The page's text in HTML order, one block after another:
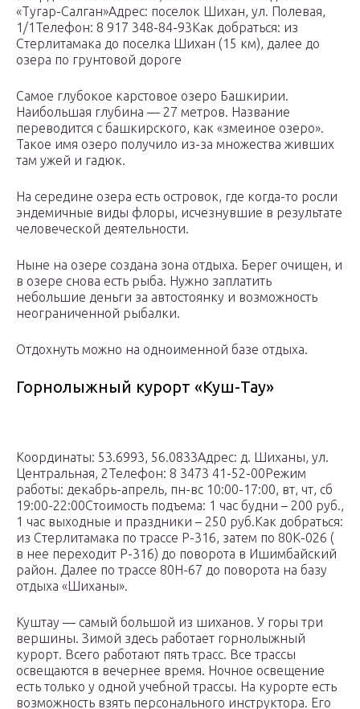
«Тугар-Салган»Адрес: поселок Шихан, ул. Полевая,
1/1Телефон: 8 917 348-84-93Как добраться: из
Стерлитамака до поселка Шихан (15 км), далее до
озера по грунтовой дороге
Самое глубокое карстовое озеро Башкирии.
Наибольшая глубина — 27 метров. Название
переводится с башкирского, как «змеиное озеро».
Такое имя озеро получило из-за множества живших
там ужей и гадюк.
На середине озера есть островок, где когда-то росли
эндемичные виды флоры, исчезнувшие в результате
человеческой деятельности.
Ныне на озере создана зона отдыха. Берег очищен, и
в озере снова есть рыба. Нужно заплатить
небольшие деньги за автостоянку и возможность
неограниченной рыбалки.
Отдохнуть можно на одноименной базе отдыха.
Горнолыжный курорт «Куш-Тау»
Координаты: 53.6993, 56.0833Адрес: д. Шиханы, ул.
Центральная, 2Телефон: 8 3473 41-52-00Режим
работы: декабрь-апрель, пн-вс 10:00-17:00, вт, чт, сб
19:00-22:00Стоимость подъема: 1 час будни – 200 руб.,
1 час выходные и праздники – 250 руб.Как добраться:
из Стерлитамака по трассе Р-316, затем по 80К-026 (
в нее переходит Р-316) до поворота в Ишимбайский
район. Далее по трассе 80Н-67 до поворота на базу
отдыха «Шиханы».
Куштау — самый большой из шиханов. У горы три
вершины. Зимой здесь работает горнолыжный
курорт. Всего работают пять трасс. Все трассы
освещаются в вечернее время. Ночное освещение
есть только у одной учебной трассы. На курорте есть
возможность взять персонального инструктора. Его